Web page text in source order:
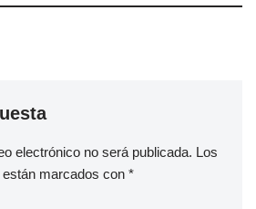
electrónico no será publicada. Los
marcados con *